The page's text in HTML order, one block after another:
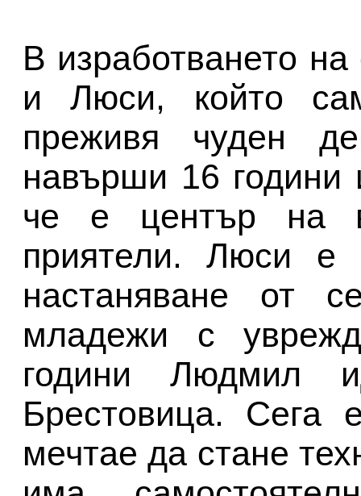
В изработването
и Люси, който
преживя чуден
навърши 16 години
че е център на
приятели. Люси е
настаняване от
младежи с
години Людмил
Брестовица. Сега
мечтае да стане